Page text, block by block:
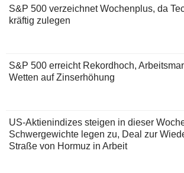
S&P 500 verzeichnet Wochenplus, da
kräftig zulegen
S&P 500 erreicht Rekordhoch,
Wetten auf Zinserhöhung
US-Aktienindizes steigen in dieser
Schwergewichte legen zu, Deal zur
Straße von Hormuz in Arbeit